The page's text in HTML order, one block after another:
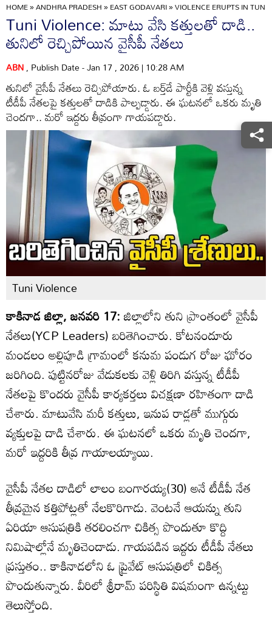
HOME»ANDHRA PRADESH»EAST GODAVARI»VIOLENCE ERUPTS IN TUNI
Tuni Violence: మాటు వేసి కత్తులతో దాడి..
తునిలో రెచ్చిపోయిన వైసీపీ నేతలు
ABN, Publish Date - Jan 17 , 2026 | 10:28 AM
తునిలో వైసీపీ నేతలు రెచ్చిపోయారు. ఓ బర్త్‌డే పార్టీకి వెళ్లి వస్తున్న
టీడీపీ నేతలపై కత్తులతో దాడికి పాల్పడ్డారు. ఈ ఘటనలో ఒకరు మృతి
చెందగా.. మరో ఇద్దరు తీవ్రంగా గాయపడ్డారు.
Tuni Violence
కాకినాడ జిల్లా, జనవరి 17:జిల్లాలోని తుని ప్రాంతంలో వైసీపీ
నేతలు(YCP Leaders) బరితెగించారు. కోటనందూరు
మండలం అల్లిపూడి గ్రామంలో కనుమ పండుగ రోజు ఘోరం
జరిగింది. పుట్టినరోజు వేడుకలకు వెళ్లి తిరిగి వస్తున్న టీడీపీ
నేతలపై కొందరు వైసీపీ కార్యకర్తలు విచక్షణా రహితంగా దాడి
చేశారు. మాటువేసి మరీ కత్తులు, ఇనుప రాడ్లతో ముగ్గురు
వ్యక్తులపై దాడి చేశారు. ఈ ఘటనలో ఒకరు మృతి చెందగా,
మరో ఇద్దరికి తీవ్ర గాయాలయ్యాయి.
వైసీపీ నేతల దాడిలో లాలం బంగారయ్య(30) అనే టీడీపీ నేత
తీవ్రమైన కత్తిపోట్లతో నేలకొరిగాడు. వెంటనే ఆయన్ను తుని
ఏరియా ఆసుపత్రికి తరలించగా చికిత్స పొందుతూ కొద్ది
నిమిషాల్లోనే మృతిచెందాడు. గాయపడిన ఇద్దరు టీడీపీ నేతలు
ప్రస్తుతం.. కాకినాడలోని ఓ ప్రైవేట్ ఆసుపత్రిలో చికిత్స
పొందుతున్నారు. వీరిలో శ్రీరామ్ పరిస్థితి విషమంగా ఉన్నట్టు
తెలుస్తోంది.